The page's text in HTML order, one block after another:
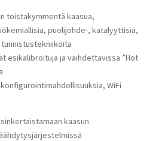
toistakymmentä kaasua,
puolijohde-, katalyyttisiä,
tunnistustekniikoita
esikalibroituja ja vaihdettavissa ”Hot
WiFi
kaasun